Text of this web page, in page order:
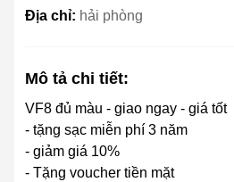
Địa chỉ: hải phòng
Mô tả chi tiết:
VF8 đủ màu - giao ngay - giá tốt
- tặng sạc miễn phí 3 năm
- giảm giá 10%
- Tặng voucher tiền mặt